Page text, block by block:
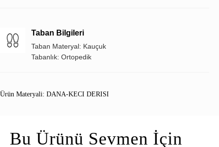
Taban Bilgileri
Taban Materyal: Kauçuk
Tabanlık: Ortopedik
Ürün Materyali: DANA-KECI DERISI
Bu Ürünü Sevmen İçin